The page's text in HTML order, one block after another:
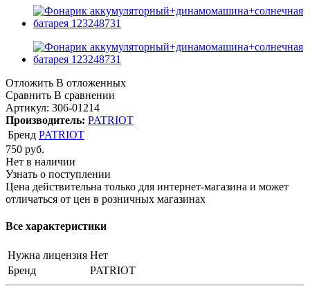
Отложить В отложенных
Сравнить В сравнении
Артикул: 306-01214
Производитель: PATRIOT
Бренд PATRIOT
750 руб.
Нет в наличии
Узнать о поступлении
Цена действительна только для интернет-магазина и может
отличаться от цен в розничных магазинах
Все характеристики
Нужна лицензия Нет
Бренд
PATRIOT